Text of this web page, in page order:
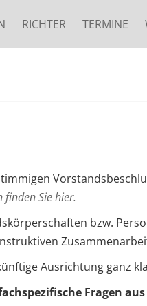
RICHTER TERMINE
finden Sie hier.
bzw.
Ausrichtung ganz
Fragen aus